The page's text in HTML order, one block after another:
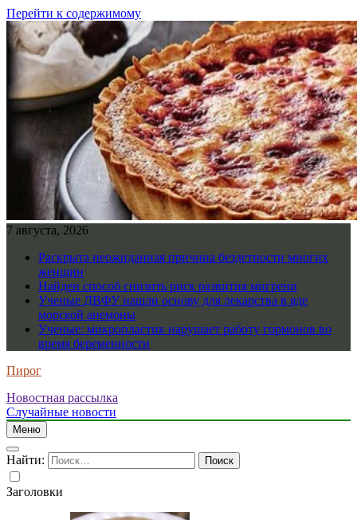
Перейти к содержимому
7 августа, 2026
Раскрыта неожиданная причина бездетности многих
женщин
Найден способ снизить риск развития мигрени
Ученые ДВФУ нашли основу для лекарства в яде
морской анемоны
Ученые: микропластик нарушает работу гормонов во
время беременности
Пирог
Новостная рассылка
Случайные новости
Меню
Найти:
Заголовки